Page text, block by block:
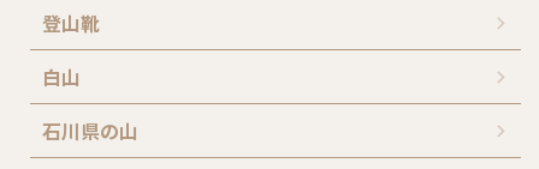
登山靴
白山
石川県の山